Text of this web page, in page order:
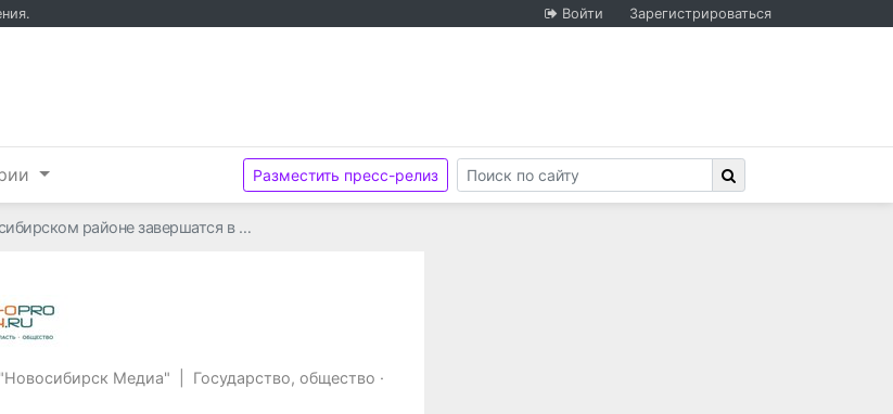
Войти Зарегистрироваться
Разместить пресс-релиз
районе завершатся в …
Медиа" Государство, общество ·